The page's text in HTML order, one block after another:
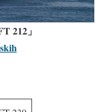
212」